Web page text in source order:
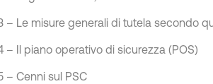
– Le misure generali di tutela secondo
– Il piano operativo di sicurezza (POS)
– Cenni sul PSC